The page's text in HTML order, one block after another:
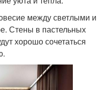
между светлыми и
Стены в пастельных
хорошо сочетаться